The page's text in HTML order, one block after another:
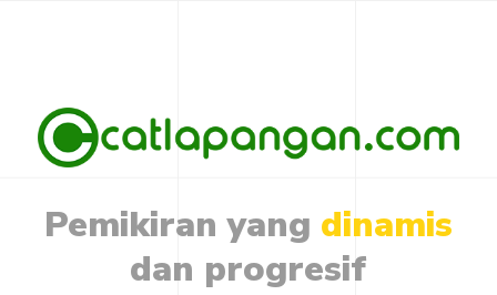
Pemikiran yang dinamis
dan progresif